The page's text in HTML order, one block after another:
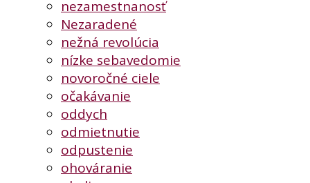
nezamestnanosť
Nezaradené
nežná revolúcia
nízke sebavedomie
novoročné ciele
očakávanie
oddych
odmietnutie
odpustenie
ohováranie